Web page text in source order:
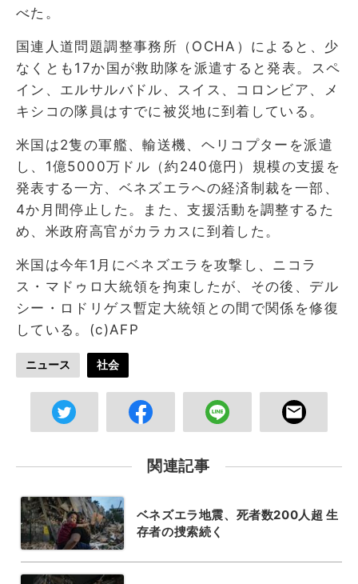
べた。
国連人道問題調整事務所（OCHA）によると、少
なくとも17か国が救助隊を派遣すると発表。スペ
イン、エルサルバドル、スイス、コロンビア、メ
キシコの隊員はすでに被災地に到着している。
米国は2隻の軍艦、輸送機、ヘリコプターを派遣
し、1億5000万ドル（約240億円）規模の支援を
発表する一方、ベネズエラへの経済制裁を一部、
4か月間停止した。また、支援活動を調整するた
め、米政府高官がカラカスに到着した。
米国は今年1月にベネズエラを攻撃し、ニコラ
ス・マドゥロ大統領を拘束したが、その後、デル
シー・ロドリゲス暫定大統領との間で関係を修復
している。(c)AFP
ニュース 社会
関連記事
ベネズエラ地震、死者数200人超 生
存者の捜索続く